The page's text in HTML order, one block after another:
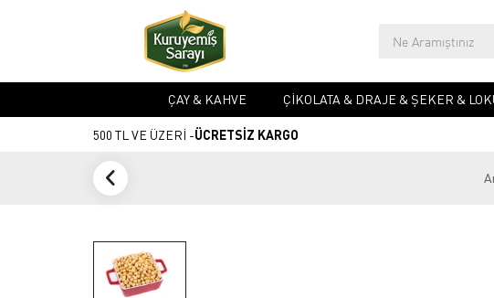
ÇAY & KAHVE ÇIKOLATA & DRAJE & ŞEKER &
500 TL VE ÜZERİ -ÜCRETSİZ KARGO